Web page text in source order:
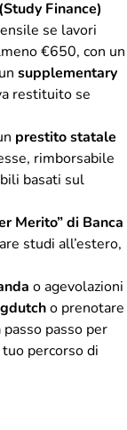
Finance)
se lavori
€650, con un
supplementary
restituito se
prestito statale
rimborsabile
basati sul
Merito” di Banca
studi all’estero,
o agevolazioni
o prenotare
passo per
percorso di